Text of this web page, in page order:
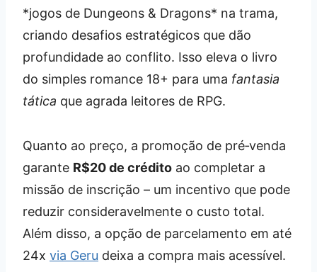
*jogos de Dungeons & Dragons* na trama,
criando desafios estratégicos que dão
profundidade ao conflito. Isso eleva o livro
do simples romance 18+ para uma fantasia
tática que agrada leitores de RPG.
Quanto ao preço, a promoção de pré‑venda
garante R$20 de crédito ao completar a
missão de inscrição – um incentivo que pode
reduzir consideravelmente o custo total.
Além disso, a opção de parcelamento em até
24x via Geru deixa a compra mais acessível.